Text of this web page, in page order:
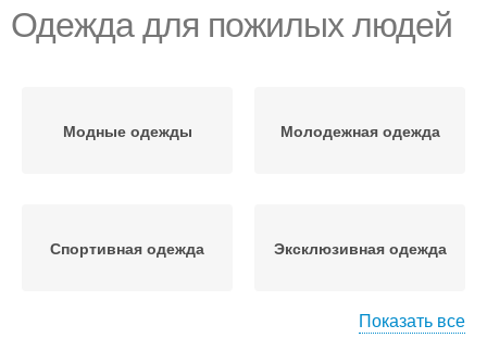
Одежда для пожилых людей
Модные одежды Молодежная одежда
Спортивная одежда Эксклюзивная одежда
Показать все